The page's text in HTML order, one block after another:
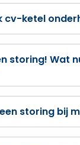
cv-ketel
storing! Wat
storing bij